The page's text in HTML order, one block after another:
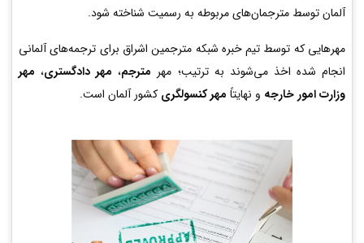
آلمان توسط مترجمان‌های مربوطه به رسمیت شناخته شود.
مهرهایی که توسط تیم خبره شبکه مترجمین اشراق برای ترجمه‌های آلمانی
انجام شده اخذ می‌شوند به ترتیب؛ مهر مترجم، مهر دادگستری، مهر
وزارت امور خارجه و نهایتاً مهر کنسولگری کشور آلمان است.